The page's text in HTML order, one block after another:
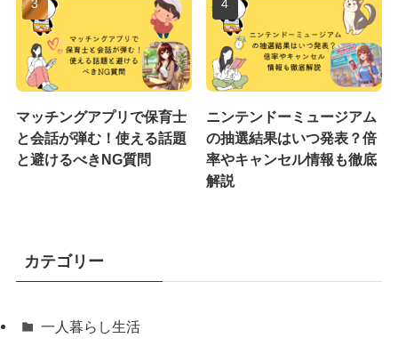
マッチングアプリで保育士
と会話が弾む！使える話題
と避けるべきNG質問
ニンテンドーミュージアム
の抽選結果はいつ発表？倍
率やキャンセル情報も徹底
解説
カテゴリー
一人暮らし生活